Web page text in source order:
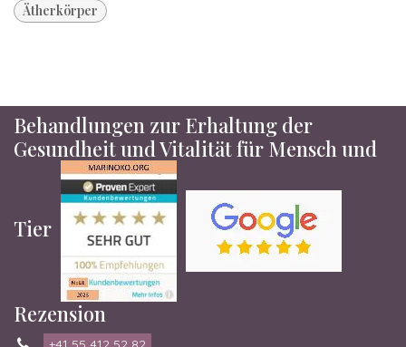
Ätherkörper
Behandlungen zur Erhaltung der
Gesundheit und Vitalität für Mensch und
Tier
Rezension